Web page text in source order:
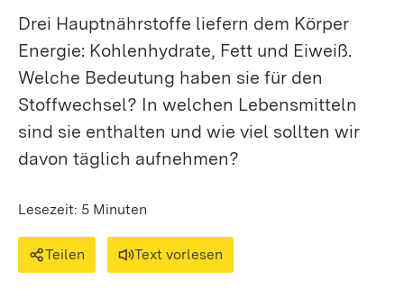
Drei Hauptnährstoffe liefern dem Körper
Energie: Kohlenhydrate, Fett und Eiweiß.
Welche Bedeutung haben sie für den
Stoffwechsel? In welchen Lebensmitteln
sind sie enthalten und wie viel sollten wir
davon täglich aufnehmen?
Lesezeit: 5 Minuten
Teilen Text vorlesen